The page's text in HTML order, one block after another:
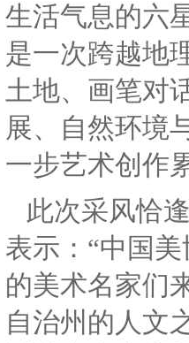
生活气息的六
是一次跨越地
土地、画笔对
展、自然环境
一步艺术创作
此次采风恰
表示：“中国
的美术名家们
自治州的人文